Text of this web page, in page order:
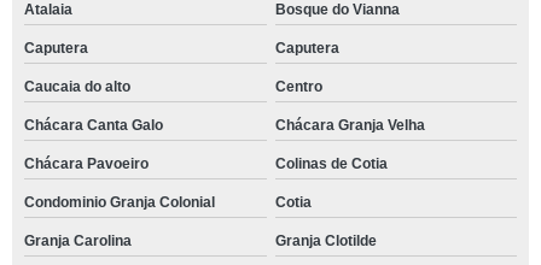
Atalaia Bosque do Vianna
Caputera Caputera
Caucaia do alto Centro
Chácara Canta Galo Chácara Granja Velha
Chácara Pavoeiro Colinas de Cotia
Condominio Granja Colonial Cotia
Granja Carolina Granja Clotilde